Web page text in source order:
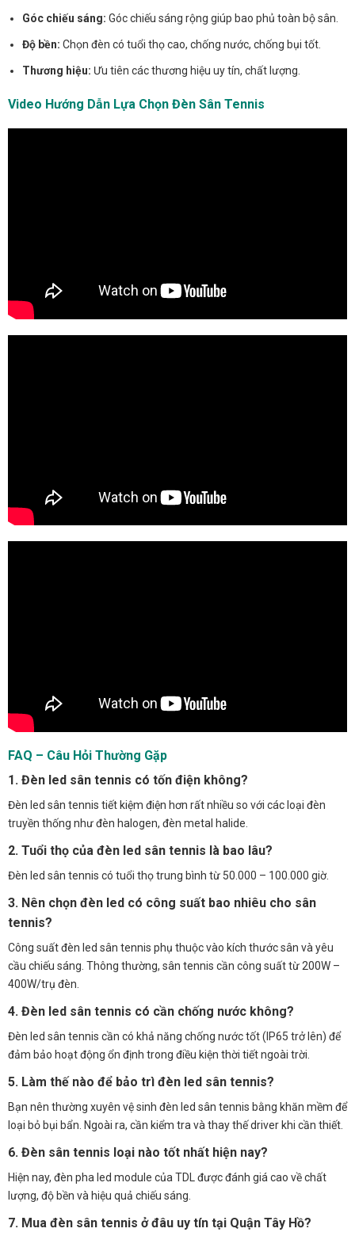
Góc chiếu sáng: Góc chiếu sáng rộng giúp bao phủ toàn bộ sân.
Độ bền: Chọn đèn có tuổi thọ cao, chống nước, chống bụi tốt.
Thương hiệu: Ưu tiên các thương hiệu uy tín, chất lượng.
Video Hướng Dẫn Lựa Chọn Đèn Sân Tennis
FAQ – Câu Hỏi Thường Gặp
1. Đèn led sân tennis có tốn điện không?
Đèn led sân tennis tiết kiệm điện hơn rất nhiều so với các loại đèn
truyền thống như đèn halogen, đèn metal halide.
2. Tuổi thọ của đèn led sân tennis là bao lâu?
Đèn led sân tennis có tuổi thọ trung bình từ 50.000 – 100.000 giờ.
3. Nên chọn đèn led có công suất bao nhiêu cho sân
tennis?
Công suất đèn led sân tennis phụ thuộc vào kích thước sân và yêu
cầu chiếu sáng. Thông thường, sân tennis cần công suất từ 200W –
400W/trụ đèn.
4. Đèn led sân tennis có cần chống nước không?
Đèn led sân tennis cần có khả năng chống nước tốt (IP65 trở lên) để
đảm bảo hoạt động ổn định trong điều kiện thời tiết ngoài trời.
5. Làm thế nào để bảo trì đèn led sân tennis?
Bạn nên thường xuyên vệ sinh đèn led sân tennis bằng khăn mềm để
loại bỏ bụi bẩn. Ngoài ra, cần kiểm tra và thay thế driver khi cần thiết.
6. Đèn sân tennis loại nào tốt nhất hiện nay?
Hiện nay, đèn pha led module của TDL được đánh giá cao về chất
lượng, độ bền và hiệu quả chiếu sáng.
7. Mua đèn sân tennis ở đâu uy tín tại Quận Tây Hồ?